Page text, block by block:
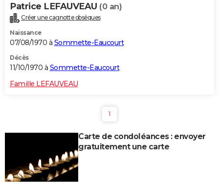
Patrice LEFAUVEAU (0 an)
Créer une cagnotte obsèques
Naissance
07/08/1970 à Sommette-Eaucourt
Décès
11/10/1970 à Sommette-Eaucourt
Famille LEFAUVEAU
1
Carte de condoléances : envoyer
gratuitement une carte